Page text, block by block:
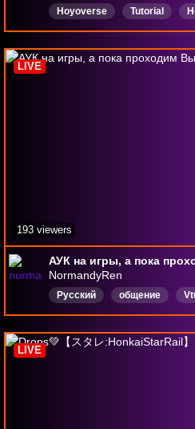
Hoyoverse Tutorial
Drops
Espanol
Español
АУК на игры, а пока
NormandyRen
Русский общение
DropsВключены
LIVE
193 viewers
LIVE